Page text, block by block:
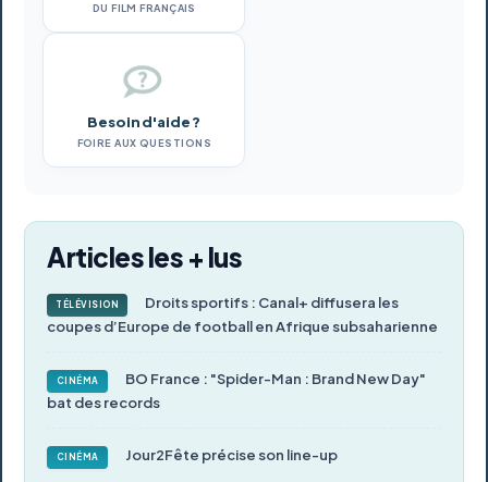
DU FILM FRANÇAIS
Besoin d'aide ?
FOIRE AUX QUESTIONS
Articles les + lus
TÉLÉVISION
Droits sportifs : Canal+ diffusera les
coupes d’Europe de football en Afrique subsaharienne
CINÉMA
BO France : "Spider-Man : Brand New Day"
bat des records
CINÉMA Jour2Fête précise son line-up